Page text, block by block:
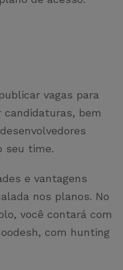
vagas para
candidaturas, bem
seu time.
e vantagens
nos planos. No
você contará com
com hunting